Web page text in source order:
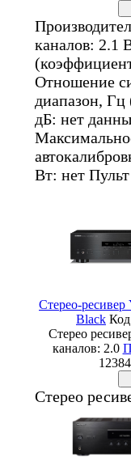
каналов: 2.1
Отношение
диапазон, Гц
дБ: нет
Вт: нет
Стерео-ресивер
Black
Стерео
каналов: 2.0
Стерео